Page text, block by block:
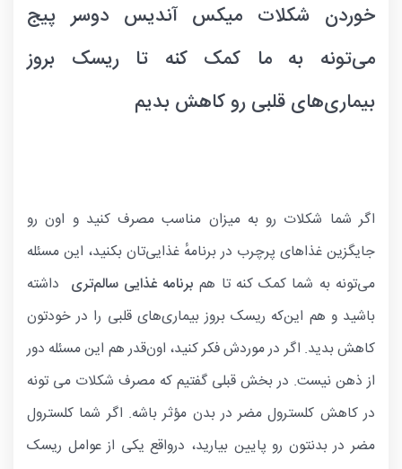
خوردن شکلات میکس آندیس دوسر پیج
می‌تونه به ما کمک کنه تا ریسک بروز
بیماری‌های قلبی رو کاهش بدیم
اگر شما شکلات رو به میزان مناسب مصرف کنید و اون رو
جایگزین غذاهای پرچرب در برنامهٔ غذایی‌تان بکنید، این مسئله
می‌تونه به شما کمک کنه تا هم برنامه غذایی سالم‌تری داشته
باشید و هم این‌که ریسک بروز بیماری‌های قلبی را در خودتون
کاهش بدید. اگر در موردش فکر کنید، اون‌قدر هم این مسئله دور
از ذهن نیست. در بخش قبلی گفتیم که مصرف شکلات می تونه
در کاهش کلسترول مضر در بدن مؤثر باشه. اگر شما کلسترول
مضر در بدنتون رو پایین بیارید، درواقع یکی از عوامل ریسک